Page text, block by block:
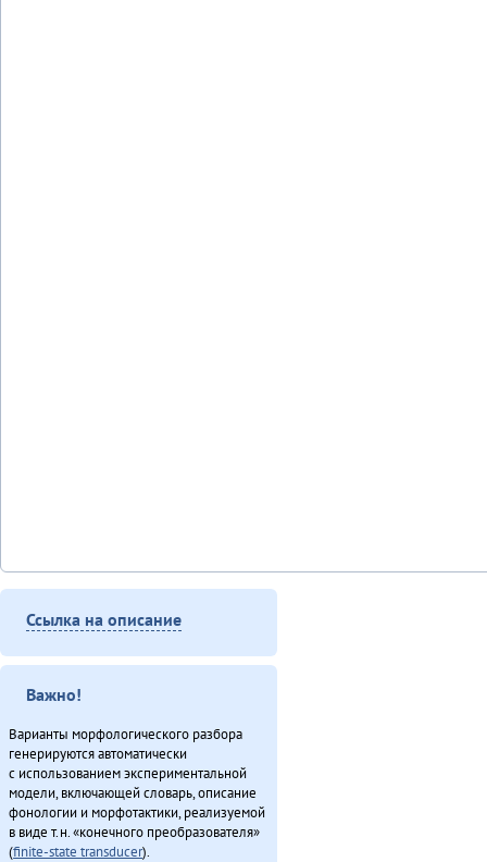
Ссылка на описание
Важно!
Варианты морфологического разбора
генерируются автоматически
с использованием экспериментальной
модели, включающей словарь, описание
фонологии и морфотактики, реализуемой
в виде т.н. «конечного преобразователя»
(finite-state transducer).